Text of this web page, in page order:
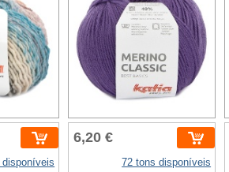
6,20 €
72 tons disponíveis